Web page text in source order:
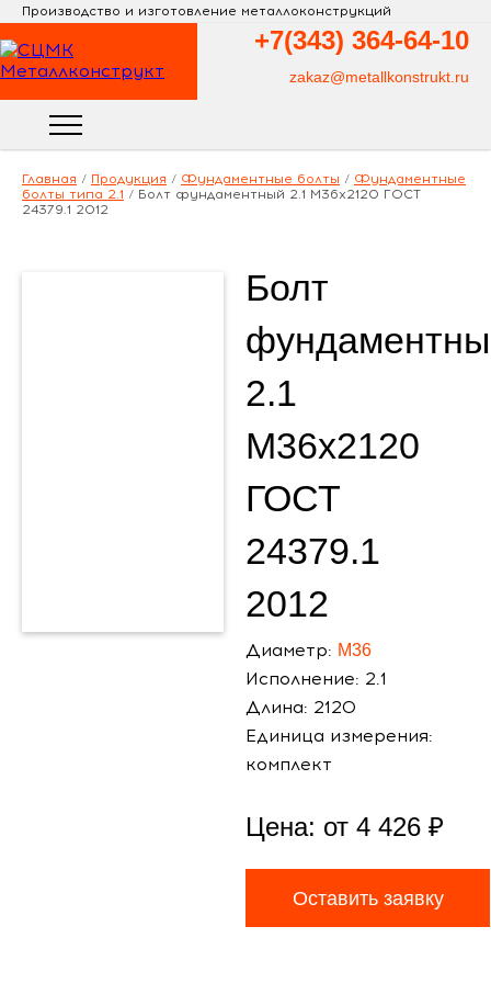
Производство и изготовление металлоконструкций
+7(343) 364-64-10
zakaz@metallkonstrukt.ru
Главная / Продукция / Фундаментные болты / Фундаментные
болты типа 2.1 / Болт фундаментный 2.1 М36х2120 ГОСТ
24379.1 2012
Болт
2.1
М36х2120
ГОСТ
24379.1
2012
Диаметр: М36
Исполнение: 2.1
Длина: 2120
Единица измерения:
комплект
Цена: от 4 426 ₽
Оставить заявку